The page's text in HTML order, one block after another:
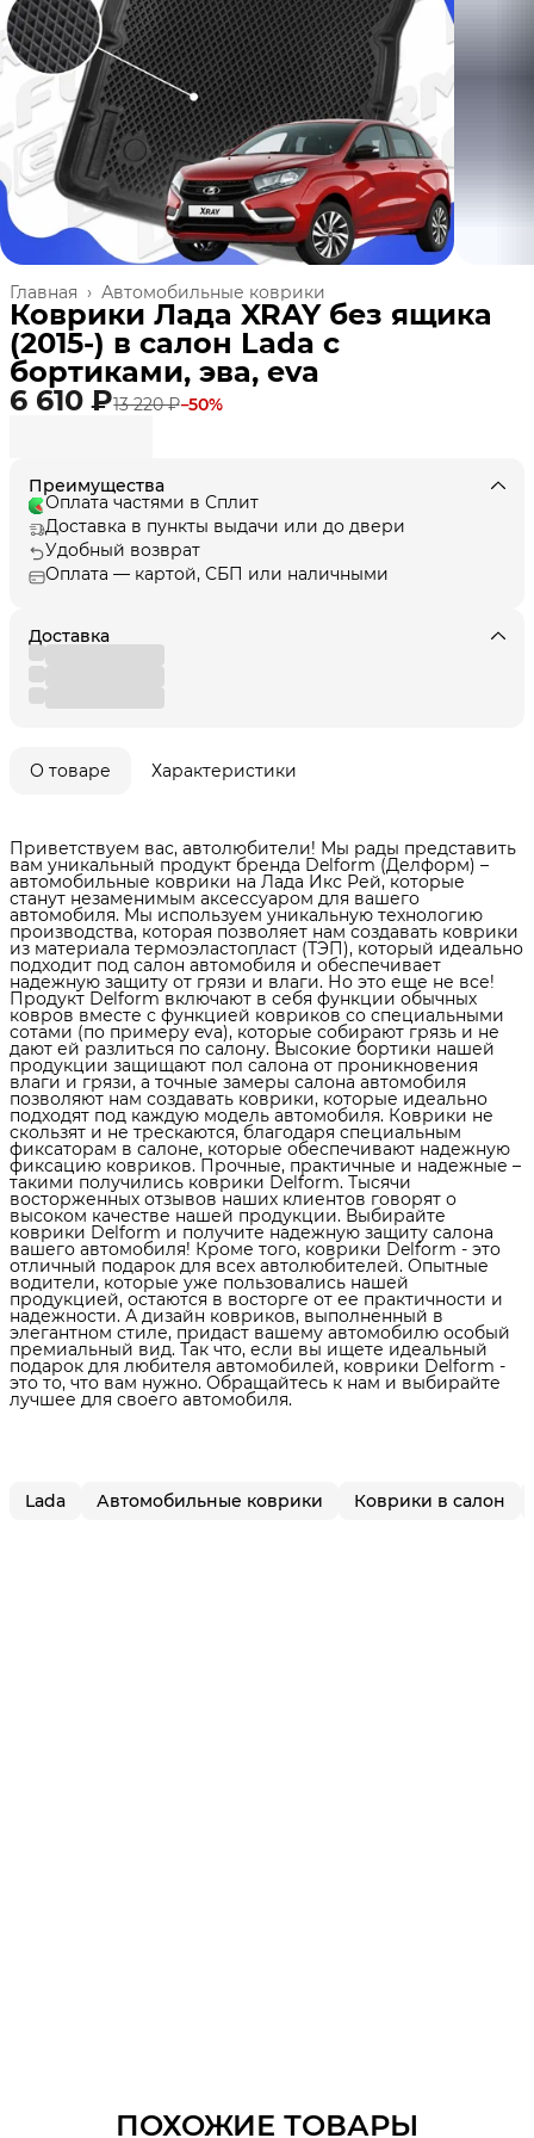
Автомобильные коврики
Главная ›
Коврики Лада XRAY без ящика
(2015-) в салон Lada с
бортиками, эва, eva
6 610 ₽13 220 ₽−50%
Преимущества
Оплата частями в Сплит
Доставка в пункты выдачи или до двери
Удобный возврат
Оплата — картой, СБП или наличными
Доставка
О товаре Характеристики
Приветствуем вас, автолюбители! Мы рады представить
вам уникальный продукт бренда Delform (Делформ) –
автомобильные коврики на Лада Икс Рей, которые
станут незаменимым аксессуаром для вашего
автомобиля. Мы используем уникальную технологию
производства, которая позволяет нам создавать коврики
из материала термоэластопласт (ТЭП), который идеально
подходит под салон автомобиля и обеспечивает
надежную защиту от грязи и влаги. Но это еще не все!
Продукт Delform включают в себя функции обычных
ковров вместе с функцией ковриков со специальными
сотами (по примеру eva), которые собирают грязь и не
дают ей разлиться по салону. Высокие бортики нашей
продукции защищают пол салона от проникновения
влаги и грязи, а точные замеры салона автомобиля
позволяют нам создавать коврики, которые идеально
подходят под каждую модель автомобиля. Коврики не
скользят и не трескаются, благодаря специальным
фиксаторам в салоне, которые обеспечивают надежную
фиксацию ковриков. Прочные, практичные и надежные –
такими получились коврики Delform. Тысячи
восторженных отзывов наших клиентов говорят о
высоком качестве нашей продукции. Выбирайте
коврики Delform и получите надежную защиту салона
вашего автомобиля! Кроме того, коврики Delform - это
отличный подарок для всех автолюбителей. Опытные
водители, которые уже пользовались нашей
продукцией, остаются в восторге от ее практичности и
надежности. А дизайн ковриков, выполненный в
элегантном стиле, придаст вашему автомобилю особый
премиальный вид. Так что, если вы ищете идеальный
подарок для любителя автомобилей, коврики Delform -
это то, что вам нужно. Обращайтесь к нам и выбирайте
лучшее для своего автомобиля.
Lada Автомобильные коврики Коврики в салон
ПОХОЖИЕ ТОВАРЫ